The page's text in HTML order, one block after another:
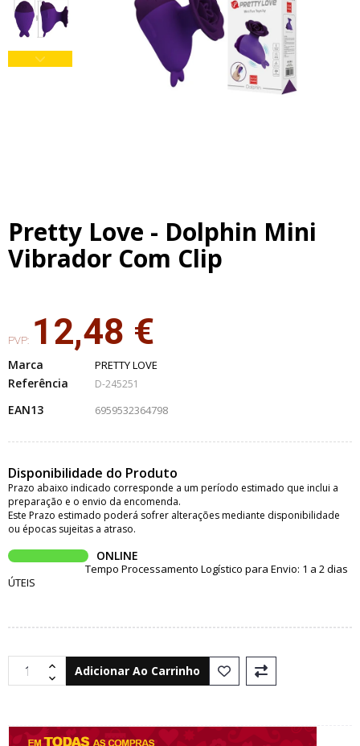
Pretty Love - Dolphin Mini
Vibrador Com Clip
PVP: 12,48 €
Marca PRETTY LOVE
Referência D-245251
EAN13 6959532364798
Disponibilidade do Produto
Prazo abaixo indicado corresponde a um período estimado que inclui a
preparação e o envio da encomenda.
Este Prazo estimado poderá sofrer alterações mediante disponibilidade
ou épocas sujeitas a atraso.
ONLINE
Tempo Processamento Logístico para Envio: 1 a 2 dias
ÚTEIS
Adicionar Ao Carrinho